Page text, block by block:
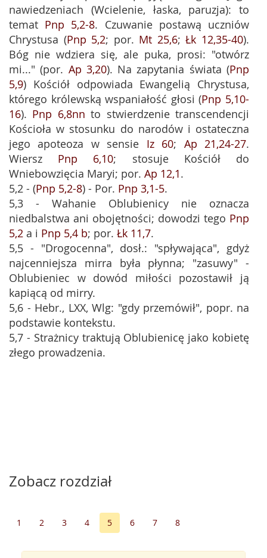
nawiedzeniach (Wcielenie, łaska, paruzja): to
temat Pnp 5,2-8. Czuwanie postawą uczniów
Chrystusa (Pnp 5,2; por. Mt 25,6;Łk 12,35-40).
Bóg nie wdziera się, ale puka, prosi: "otwórz
mi..." (por. Ap 3,20). Na zapytania świata (Pnp
5,9) Kościół odpowiada Ewangelią Chrystusa,
którego królewską wspaniałość głosi (Pnp 5,10-
16). Pnp 6,8nn to stwierdzenie transcendencji
Kościoła w stosunku do narodów i ostateczna
jego apoteoza w sensie Iz 60; Ap 21,24-27.
Wiersz Pnp 6,10; stosuje Kościół do
Wniebowzięcia Maryi; por. Ap 12,1.
5,2 - (Pnp 5,2-8) - Por. Pnp 3,1-5.
5,3 - Wahanie Oblubienicy nie oznacza
niedbalstwa ani obojętności; dowodzi tego Pnp
5,2 a i Pnp 5,4 b; por. Łk 11,7.
5,5 - "Drogocenna", dosł.: "spływająca", gdyż
najcenniejsza mirra była płynna; "zasuwy" -
Oblubieniec w dowód miłości pozostawił ją
kapiącą od mirry.
5,6 - Hebr., LXX, Wlg: "gdy przemówił", popr. na
podstawie kontekstu.
5,7 - Strażnicy traktują Oblubienicę jako kobietę
złego prowadzenia.
Zobacz rozdział
1 2 3 4 5 6 7 8